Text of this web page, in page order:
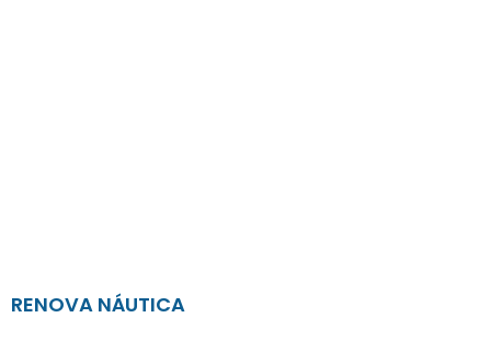
RENOVA NÁUTICA